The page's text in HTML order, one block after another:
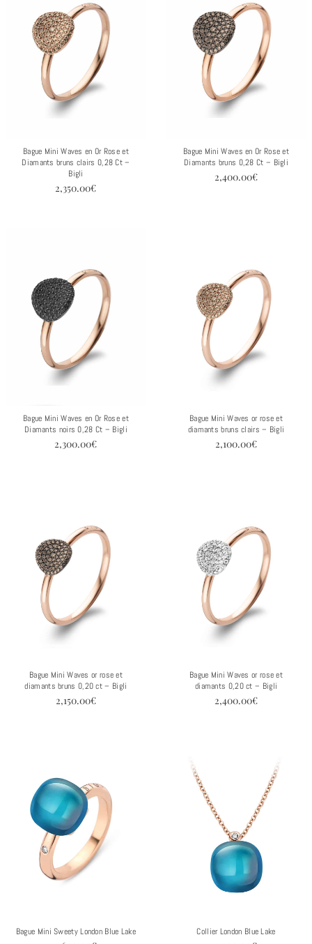
Bague Mini Waves en Or Rose et
Diamants bruns clairs 0,28 Ct –
Bigli
2,350.00€
Bague Mini Waves en Or Rose et
Diamants bruns 0,28 Ct – Bigli
2,400.00€
Bague Mini Waves en Or Rose et
Diamants noirs 0,28 Ct – Bigli
2,300.00€
Bague Mini Waves or rose et
diamants bruns clairs – Bigli
2,100.00€
Bague Mini Waves or rose et
diamants bruns 0,20 ct – Bigli
2,150.00€
Bague Mini Waves or rose et
diamants 0,20 ct – Bigli
2,400.00€
Bague Mini Sweety London Blue Lake Collier London Blue Lake